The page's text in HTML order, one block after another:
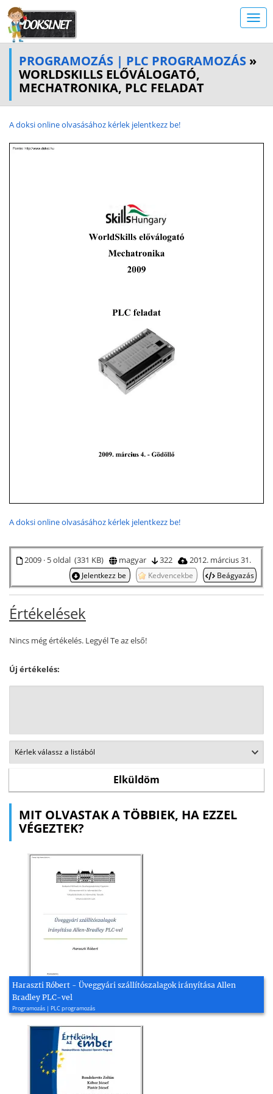
PROGRAMOZÁS | PLC PROGRAMOZÁS »
WORLDSKILLS ELŐVÁLOGATÓ,
MECHATRONIKA, PLC FELADAT
A doksi online olvasásához kérlek jelentkezz be!
A doksi online olvasásához kérlek jelentkezz be!
2009 · 5 oldal (331 KB) magyar 322 2012. március 31.
Jelentkezz be Kedvencekbe Beágyazás
Értékelések
Nincs még értékelés. Legyél Te az első!
Új értékelés:
MIT OLVASTAK A TÖBBIEK, HA EZZEL
VÉGEZTEK?
Haraszti Róbert - Üveggyári szállítószalagok irányítása Allen
Bradley PLC-vel
Programozás | PLC programozás